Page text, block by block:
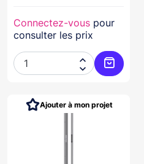
Connectez-vous pour
consulter les prix


Ajouter à mon projet